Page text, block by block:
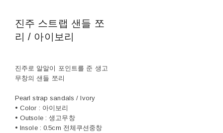
진주 스트랩 샌들 쪼
리 / 아이보리
진주로 알알이 포인트를 준 생고
무창의 샌들 쪼리
Pearl strap sandals / Ivory
• Color : 아이보리
• Outsole : 생고무창
• Insole : 0.5cm 전체쿠션중창